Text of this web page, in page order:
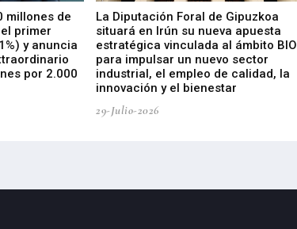
millones de
primer
y anuncia
por 2.000
La Diputación Foral de Gipuzkoa
situará en Irún su nueva apuesta
estratégica vinculada al ámbito BIO
para impulsar un nuevo sector
industrial, el empleo de calidad, la
innovación y el bienestar
29-Julio-2026